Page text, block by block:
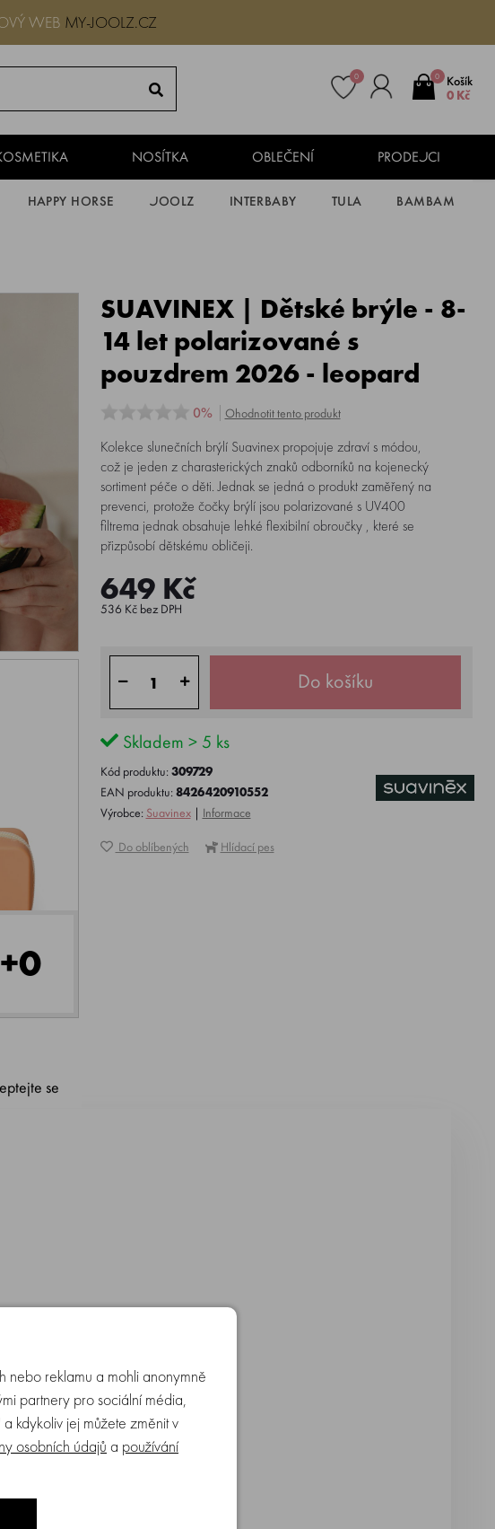
WEB MY-JOOLZ.CZ
0
Košík
0 Kč
0
NOSÍTKA OBLEČENÍ PRODEJCI
HAPPY HORSE JOOLZ INTERBABY TULA BAMBAM
+0
SUAVINEX | Dětské brýle - 8-
14 let polarizované s
pouzdrem 2026 - leopard
0% Ohodnotit tento produkt
Kolekce slunečních brýlí Suavinex propojuje zdraví s módou,
což je jeden z charasterických znaků odborníků na kojenecký
sortiment péče o děti. Jednak se jedná o produkt zaměřený na
prevenci, protože čočky brýlí jsou polarizované s UV400
filtrema jednak obsahuje lehké flexibilní obroučky , které se
přizpůsobí dětskému obličeji.
649 Kč
536 Kč bez DPH
Do košíku
Skladem > 5 ks
Kód produktu:309729
EAN produktu:8426420910552
Výrobce: Suavinex| Informace
Do oblíbených Hlídací pes
se
nebo reklamu a mohli anonymně
partnery pro sociální média,
kdykoliv jej můžete změnit v
osobních údajů a používání